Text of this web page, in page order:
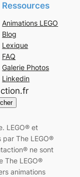
Ressources
Animations LEGO
Blog
Lexique
FAQ
Galerie Photos
Linkedin
LEGO® et
The LEGO®
ne sont
The LEGO®
animations